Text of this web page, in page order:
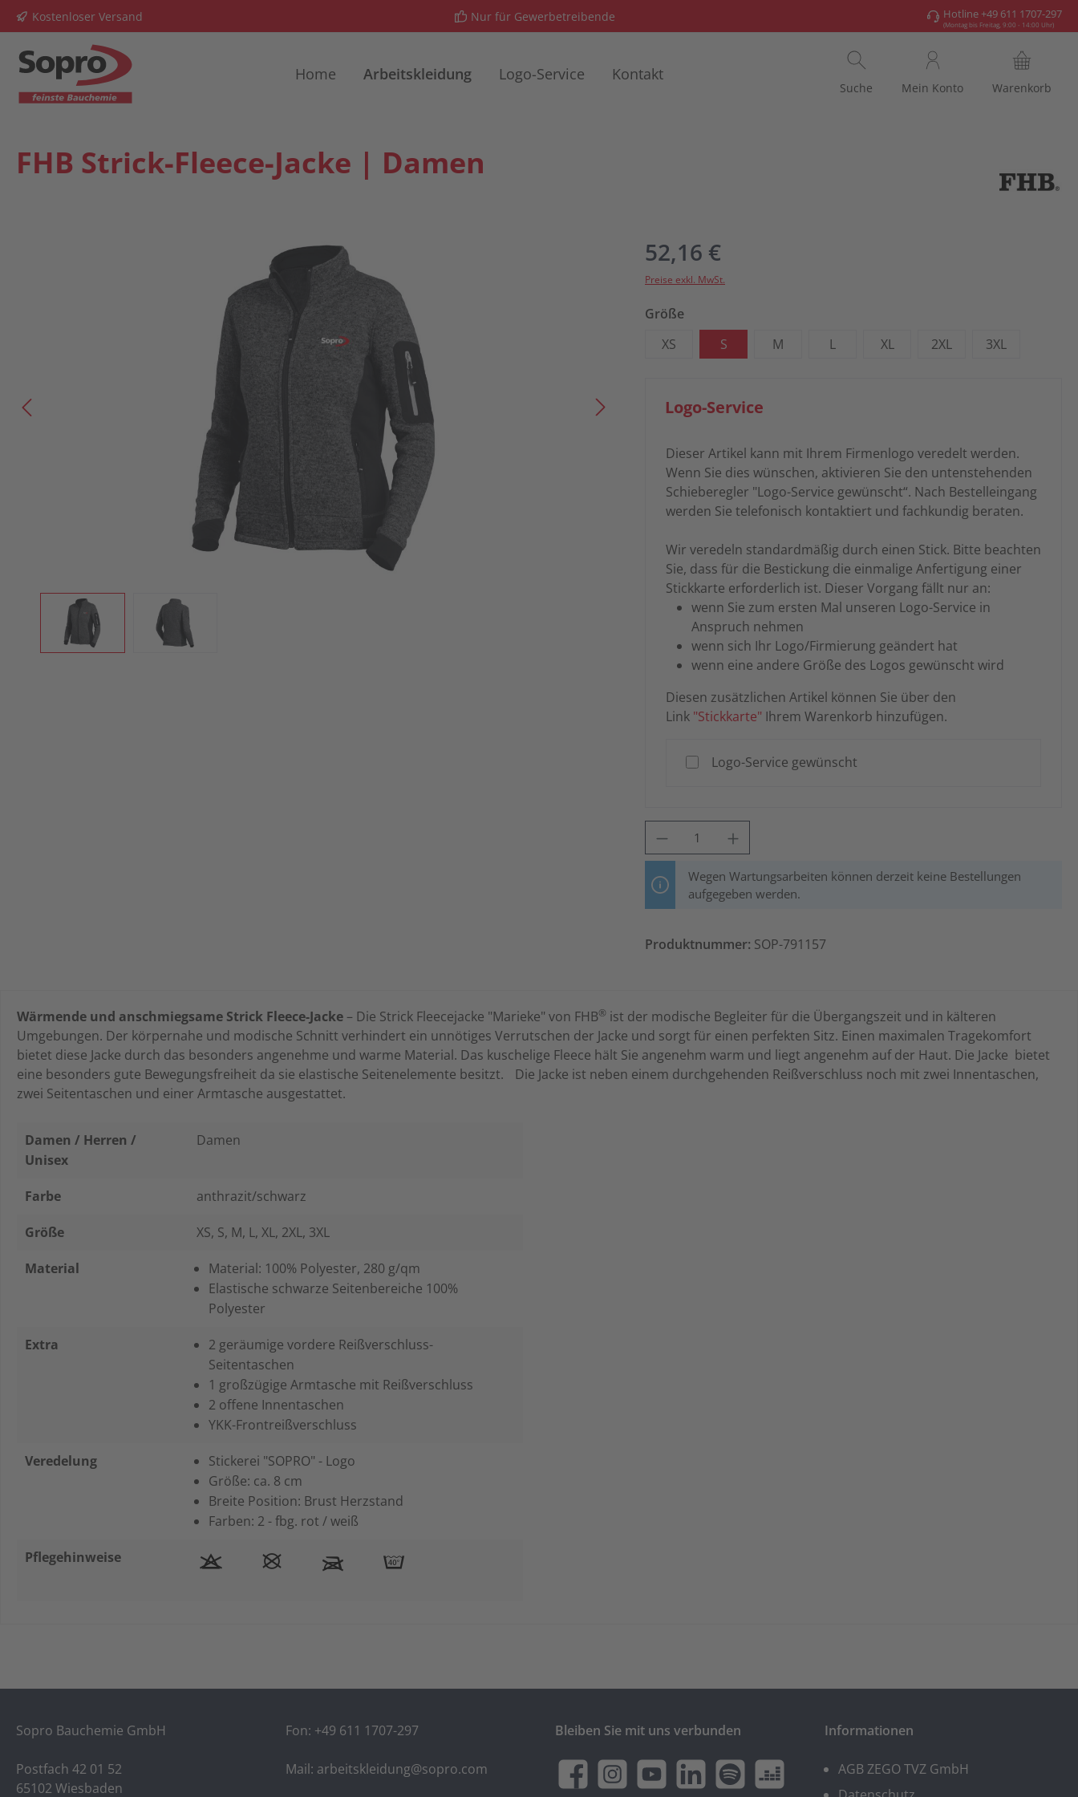
Zur Hauptnavigation springen
Kostenloser Versand Nur für Gewerbetreibende Hotline +49 611 1707-297
(Montag bis Freitag, 9:00 - 14:00 Uhr)
Home Arbeitskleidung Logo-Service Kontakt
Suche Mein Konto Warenkorb
FHB Strick-Fleece-Jacke | Damen
52,16 €
Preise exkl. MwSt.
Größeauswählen
XS
S M L XL 2XL 3XL
Logo-Service
Dieser Artikel kann mit Ihrem Firmenlogo veredelt werden.
Wenn Sie dies wünschen, aktivieren Sie den untenstehenden
Schieberegler "Logo-Service gewünscht“. Nach Bestelleingang
werden Sie telefonisch kontaktiert und fachkundig beraten.
Wir veredeln standardmäßig durch einen Stick. Bitte beachten
Sie, dass für die Bestickung die einmalige Anfertigung einer
Stickkarte erforderlich ist. Dieser Vorgang fällt nur an:
wenn Sie zum ersten Mal unseren Logo-Service in
Anspruch nehmen
wenn sich Ihr Logo/Firmierung geändert hat
wenn eine andere Größe des Logos gewünscht wird
Diesen zusätzlichen Artikel können Sie über den
Link "Stickkarte" Ihrem Warenkorb hinzufügen.
Logo-Service gewünscht
Wegen Wartungsarbeiten können derzeit keine Bestellungen
aufgegeben werden.
Produktnummer: SOP-791157
Wärmende und anschmiegsame Strick Fleece-Jacke – Die Strick Fleecejacke "Marieke" von FHB® ist der modische Begleiter für die Übergangszeit und in kälteren
Umgebungen. Der körpernahe und modische Schnitt verhindert ein unnötiges Verrutschen der Jacke und sorgt für einen perfekten Sitz. Einen maximalen Tragekomfort
bietet diese Jacke durch das besonders angenehme und warme Material. Das kuschelige Fleece hält Sie angenehm warm und liegt angenehm auf der Haut. Die Jacke bietet
eine besonders gute Bewegungsfreiheit da sie elastische Seitenelemente besitzt. Die Jacke ist neben einem durchgehenden Reißverschluss noch mit zwei Innentaschen,
zwei Seitentaschen und einer Armtasche ausgestattet.
Damen / Herren /
Unisex
Damen
Farbe anthrazit/schwarz
Größe XS, S, M, L, XL, 2XL, 3XL
Material
Material: 100% Polyester, 280 g/qm
Elastische schwarze Seitenbereiche 100%
Polyester
Extra
2 geräumige vordere Reißverschluss-
Seitentaschen
1 großzügige Armtasche mit Reißverschluss
2 offene Innentaschen
YKK-Frontreißverschluss
Veredelung
Stickerei "SOPRO" - Logo
Größe: ca. 8 cm
Breite Position: Brust Herzstand
Farben: 2 - fbg. rot / weiß
Pflegehinweise
Sopro Bauchemie GmbH
Postfach 42 01 52
65102 Wiesbaden
Fon: +49 611 1707-297
Mail: arbeitskleidung@sopro.com
Bleiben Sie mit uns verbunden
FacebookInstagramYouTubeLinkedIntwt.widget.communities.spotify.name
twt.widget.communities.deezer.name
Informationen
AGB ZEGO TVZ GmbH